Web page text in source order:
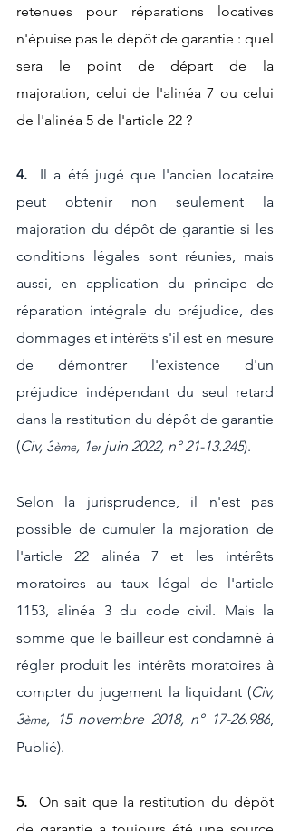
retenues pour réparations locatives
n'épuise pas le dépôt de garantie : quel
sera le point de départ de la
majoration, celui de l'alinéa 7 ou celui
de l'alinéa 5 de l'article 22 ?
4.
Il a été jugé que l'ancien locataire
peut obtenir non seulement la
majoration du dépôt de garantie si les
conditions légales sont réunies, mais
aussi, en application du principe de
réparation intégrale du préjudice, des
dommages et intérêts s'il est en mesure
de démontrer l'existence d'un
préjudice indépendant du seul retard
dans la restitution du dépôt de garantie
(Civ, 3ème, 1er juin 2022, n° 21-13.245).
Selon la jurisprudence, il n'est pas
possible de cumuler la majoration de
l'article 22 alinéa 7 et les intérêts
moratoires au taux légal de l'article
1153, alinéa 3 du code civil. Mais la
somme que le bailleur est condamné à
régler produit les intérêts moratoires à
compter du jugement la liquidant (Civ,
3ème, 15 novembre 2018, n° 17-26.986,
Publié).
5.
On sait que la restitution du dépôt